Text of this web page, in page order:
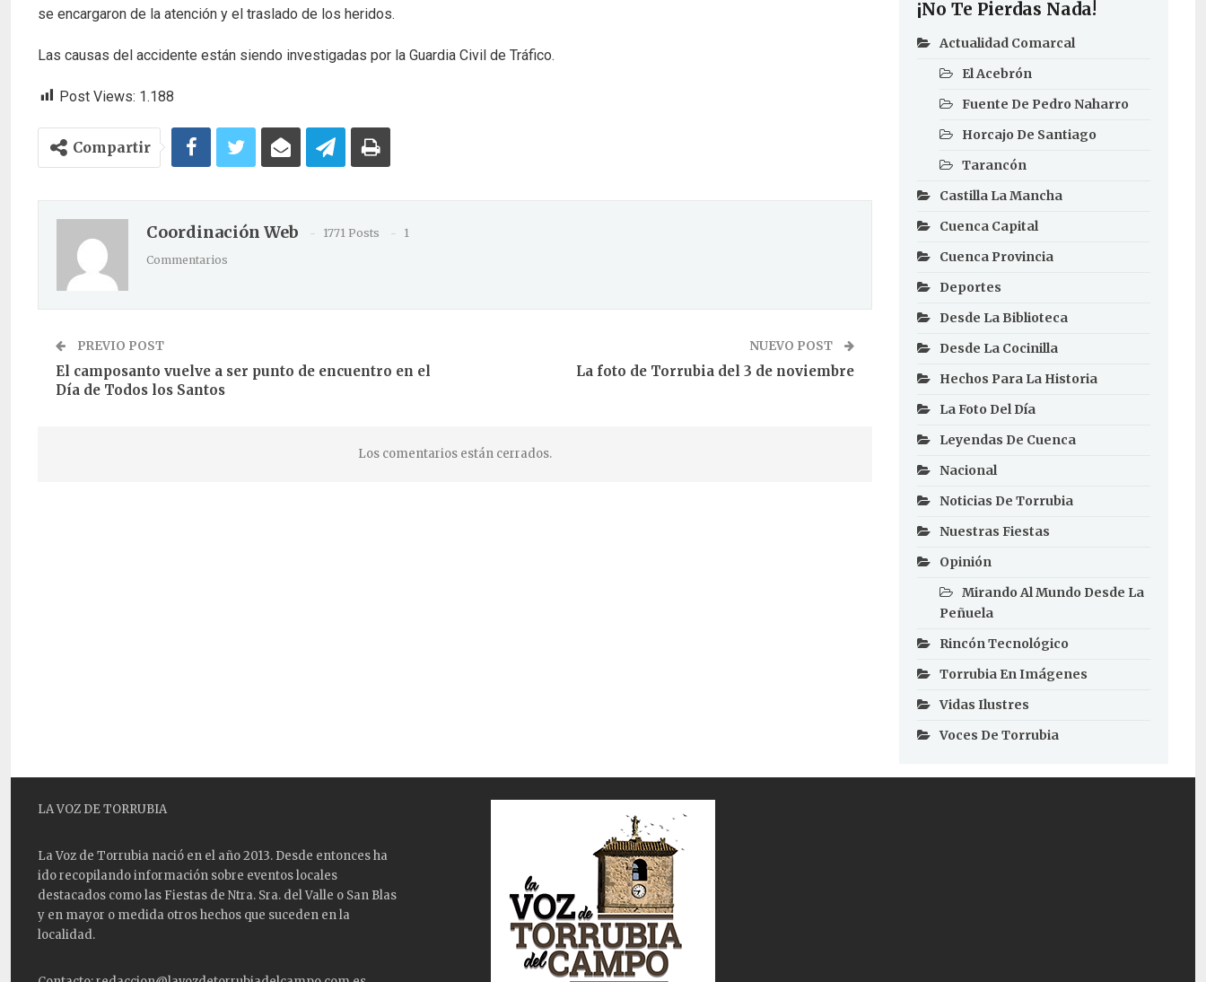
se encargaron de la atención y el traslado de los heridos.
Las causas del accidente están siendo investigadas por la Guardia Civil de Tráfico.
Post Views: 1.188
Compartir
Coordinación Web 1771 Posts
1
Commentarios
PREVIO POST
El camposanto vuelve a ser punto de encuentro en el
Día de Todos los Santos
NUEVO POST
La foto de Torrubia del 3 de noviembre
Los comentarios están cerrados.
¡No Te Pierdas Nada!
Actualidad Comarcal
El Acebrón
Fuente De Pedro Naharro
Horcajo De Santiago
Tarancón
Castilla La Mancha
Cuenca Capital
Cuenca Provincia
Deportes
Desde La Biblioteca
Desde La Cocinilla
Hechos Para La Historia
La Foto Del Día
Leyendas De Cuenca
Nacional
Noticias De Torrubia
Nuestras Fiestas
Opinión
Mirando Al Mundo Desde La
Peñuela
Rincón Tecnológico
Torrubia En Imágenes
Vidas Ilustres
Voces De Torrubia
LA VOZ DE TORRUBIA
La Voz de Torrubia nació en el año 2013. Desde entonces ha
ido recopilando información sobre eventos locales
destacados como las Fiestas de Ntra. Sra. del Valle o San Blas
y en mayor o medida otros hechos que suceden en la
localidad.